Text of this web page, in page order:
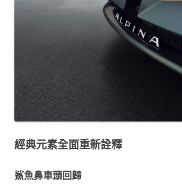
經典元素全面重新詮釋
鯊魚鼻車頭回歸